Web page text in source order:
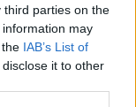
third parties on the
information may
IAB’s List of
it to other